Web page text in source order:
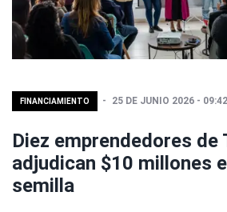
FINANCIAMIENTO 25 DE JUNIO 2026 - 09:42
Diez emprendedores de
adjudican $10 millones
semilla